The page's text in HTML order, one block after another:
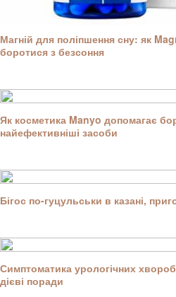
Магній для поліпшення сну: як
боротися з безсоння
Як косметика Manyo допомагає
найефективніші засоби
Бігос по-гуцульськи в казані,
Симптоматика урологічних
дієві поради